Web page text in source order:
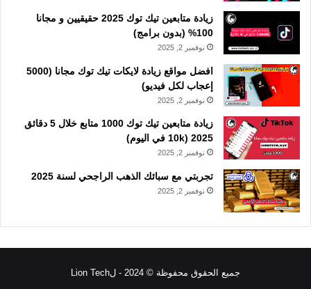
زيادة متابعين تيك توك 2025 حقيقيين و مجانا
100% (بدون برامج)
نوفمبر 2, 2025
افضل مواقع زيادة لايكات تيك توك مجانا (5000
إعجاب لكل فيديو)
نوفمبر 2, 2025
زيادة متابعين تيك توك 1000 متابع خلال 5 دقائق
2025 (10k في اليوم)
نوفمبر 2, 2025
تجربتي مع سبائك الذهب الراجحي لسنة 2025
نوفمبر 2, 2025
جميع الحقوق محفوظة © 2024 - لLion Tech